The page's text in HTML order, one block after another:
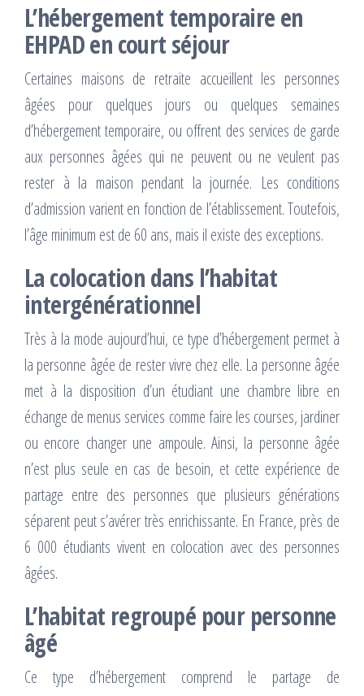
L’hébergement temporaire en
EHPAD en court séjour
Certaines maisons de retraite accueillent les personnes
âgées pour quelques jours ou quelques semaines
d’hébergement temporaire, ou offrent des services de garde
aux personnes âgées qui ne peuvent ou ne veulent pas
rester à la maison pendant la journée. Les conditions
d’admission varient en fonction de l’établissement. Toutefois,
l’âge minimum est de 60 ans, mais il existe des exceptions.
La colocation dans l’habitat
intergénérationnel
Très à la mode aujourd’hui, ce type d’hébergement permet à
la personne âgée de rester vivre chez elle. La personne âgée
met à la disposition d’un étudiant une chambre libre en
échange de menus services comme faire les courses, jardiner
ou encore changer une ampoule. Ainsi, la personne âgée
n’est plus seule en cas de besoin, et cette expérience de
partage entre des personnes que plusieurs générations
séparent peut s’avérer très enrichissante. En France, près de
6 000 étudiants vivent en colocation avec des personnes
âgées.
L’habitat regroupé pour personne
âgé
Ce type d’hébergement comprend le partage de